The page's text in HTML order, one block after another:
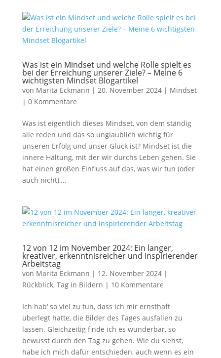
Was ist ein Mindset und welche Rolle spielt es
bei der Erreichung unserer Ziele? – Meine 6
wichtigsten Mindset Blogartikel
von Marita Eckmann | 20. November 2024| Mindset
| 0 Kommentare
Was ist eigentlich dieses Mindset, von dem ständig
alle reden und das so unglaublich wichtig für
unseren Erfolg und unser Glück ist? Mindset ist die
innere Haltung, mit der wir durchs Leben gehen. Sie
hat einen großen Einfluss auf das, was wir tun (oder
auch nicht),...
12 von 12 im November 2024: Ein langer,
kreativer, erkenntnisreicher und inspirierender
Arbeitstag
von Marita Eckmann | 12. November 2024|
Rückblick, Tag in Bildern | 10 Kommentare
Ich hab‘ so viel zu tun, dass ich mir ernsthaft
überlegt hatte, die Bilder des Tages ausfallen zu
lassen. Gleichzeitig finde ich es wunderbar, so
bewusst durch den Tag zu gehen. Wie du siehst,
habe ich mich dafür entschieden, auch wenn es ein